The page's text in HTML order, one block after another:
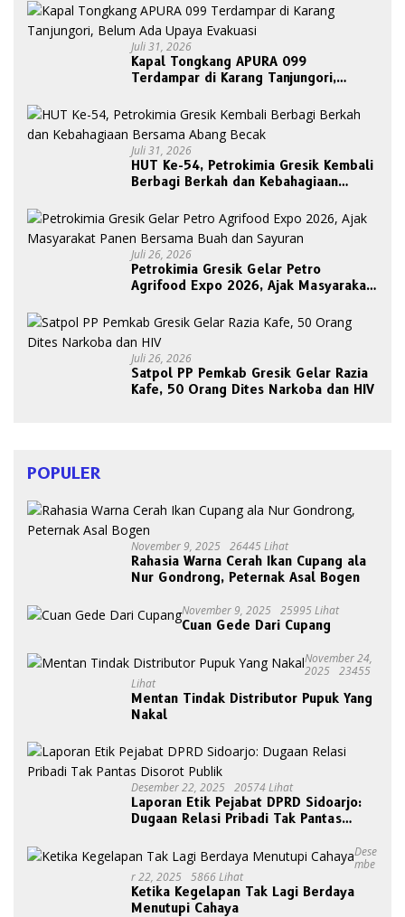
Juli 31, 2026
Kapal Tongkang APURA 099
Terdampar di Karang Tanjungori,
Juli 31, 2026
HUT Ke-54, Petrokimia Gresik Kembali
Berbagi Berkah dan Kebahagiaan
Juli 26, 2026
Petrokimia Gresik Gelar Petro
Agrifood Expo 2026, Ajak Masyarakat
Juli 26, 2026
Satpol PP Pemkab Gresik Gelar Razia
Kafe, 50 Orang Dites Narkoba dan HIV
POPULER
November 9, 2025 26445 Lihat
Rahasia Warna Cerah Ikan Cupang ala
Nur Gondrong, Peternak Asal Bogen
November 9, 2025 25995 Lihat
Cuan Gede Dari Cupang
November 24,
2025 23455
Lihat
Mentan Tindak Distributor Pupuk Yang
Nakal
Desember 22, 2025 20574 Lihat
Laporan Etik Pejabat DPRD Sidoarjo:
Dugaan Relasi Pribadi Tak Pantas
Dese
Mbe
R 22, 2025 5866 Lihat
Ketika Kegelapan Tak Lagi Berdaya
Menutupi Cahaya